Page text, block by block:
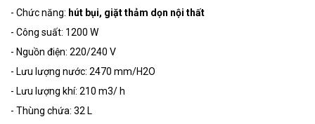
- Chức năng: hút bụi, giặt thảm dọn nội thất
- Công suất: 1200 W
- Nguồn điện: 220/240 V
- Lưu lượng nước: 2470 mm/H2O
- Lưu lượng khí: 210 m3/ h
- Thùng chứa: 32 L